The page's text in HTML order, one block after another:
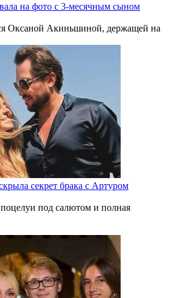
на фото с 3-месячным сыном
Оксаной Акиньшиной, держащей на
секрет брака с Артуром
под салютом и полная